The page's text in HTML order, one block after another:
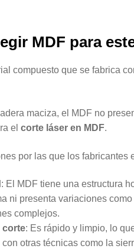
MDF para
compuesto que se fabrica
maciza, el MDF no
elcorte láser en MDF.
por las que los fabricantes
: El MDF tiene una estructura
ni presenta variaciones
complejos.
corte: Es rápido y limpio, lo
otras técnicas como la